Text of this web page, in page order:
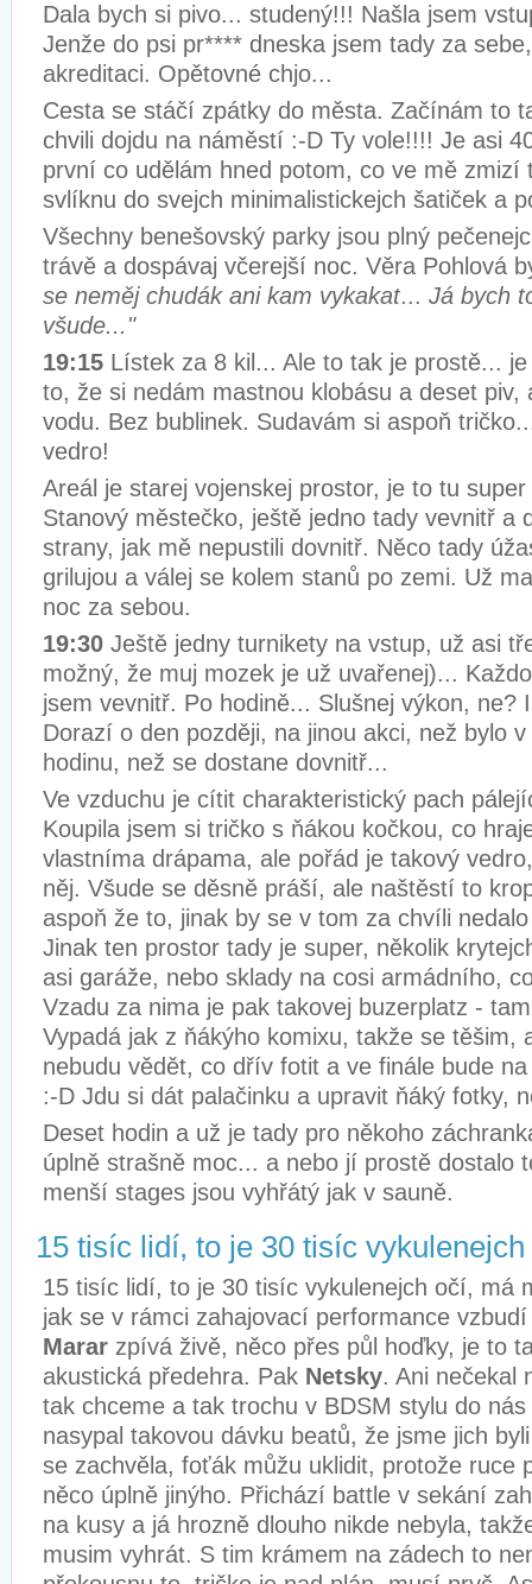
Dala bych si pivo... studený!!! Našla jsem
Jenže do psi pr**** dneska jsem tady za
akreditaci. Opětovné chjo...
Cesta se stáčí zpátky do města. Začínám to
chvili dojdu na náměstí :-D Ty vole!!!! Je asi
první co udělám hned potom, co ve mě zmizí
svlíknu do svejch minimalistickejch šatiček a
Všechny benešovský parky jsou plný
trávě a dospávaj včerejší noc. Věra Pohlová
se neměj chudák ani kam vykakat... Já bych
všude..."
19:15 Lístek za 8 kil... Ale to tak je prostě...
to, že si nedám mastnou klobásu a deset piv,
vodu. Bez bublinek. Sudavám si aspoň
vedro!
Areál je starej vojenskej prostor, je to tu
Stanový městečko, ještě jedno tady vevnitř a
strany, jak mě nepustili dovnitř. Něco tady
grilujou a válej se kolem stanů po zemi. Už
noc za sebou.
19:30 Ještě jedny turnikety na vstup, už asi
možný, že muj mozek je už uvařenej)...
jsem vevnitř. Po hodině... Slušnej výkon, ne?
Dorazí o den později, na jinou akci, než bylo
hodinu, než se dostane dovnitř...
Ve vzduchu je cítit charakteristický pach
Koupila jsem si tričko s ňákou kočkou, co
vlastníma drápama, ale pořád je takový
něj. Všude se děsně práší, ale naštěstí to
aspoň že to, jinak by se v tom za chvíli
Jinak ten prostor tady je super, několik
asi garáže, nebo sklady na cosi armádního,
Vzadu za nima je pak takovej buzerplatz -
Vypadá jak z ňákýho komixu, takže se těšim,
nebudu vědět, co dřív fotit a ve finále bude
:-D Jdu si dát palačinku a upravit ňáký fotky,
Deset hodin a už je tady pro někoho
úplně strašně moc... a nebo jí prostě dostalo
menší stages jsou vyhřátý jak v sauně.
15 tisíc lidí, to je 30 tisíc
15 tisíc lidí, to je 30 tisíc vykulenejch očí, má
jak se v rámci zahajovací performance
Marar zpívá živě, něco přes půl hoďky, je to
akustická předehra. Pak Netsky. Ani nečekal
tak chceme a tak trochu v BDSM stylu do
nasypal takovou dávku beatů, že jsme jich
se zachvěla, foťák můžu uklidit, protože ruce
něco úplně jinýho. Přichází battle v sekání
na kusy a já hrozně dlouho nikde nebyla,
musim vyhrát. S tim krámem na zádech to